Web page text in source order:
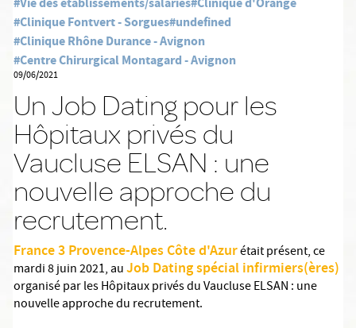
#Clinique Fontvert - Sorgues#undefined
#Clinique Rhône Durance - Avignon
#Centre Chirurgical Montagard - Avignon
09/06/2021
Un Job Dating pour les
Hôpitaux privés du
Vaucluse ELSAN : une
nouvelle approche du
recrutement.
France 3 Provence-Alpes Côte d'Azurétait présent, ce
mardi 8 juin 2021, auJob Dating spécial infirmiers(ères)
organisé par les Hôpitaux privés du Vaucluse ELSAN : une
nouvelle approche du recrutement.